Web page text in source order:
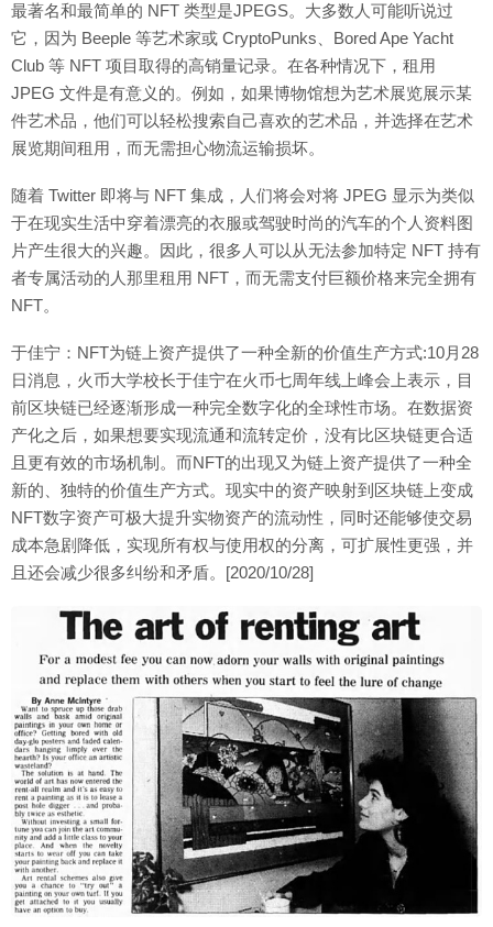
最著名和最简单的 NFT 类型是JPEGS。大多数人可能听说过
它，因为 Beeple 等艺术家或 CryptoPunks、Bored Ape Yacht
Club 等 NFT 项目取得的高销量记录。在各种情况下，租用
JPEG 文件是有意义的。例如，如果博物馆想为艺术展览展示某
件艺术品，他们可以轻松搜索自己喜欢的艺术品，并选择在艺术
展览期间租用，而无需担心物流运输损坏。
随着 Twitter 即将与 NFT 集成，人们将会对将 JPEG 显示为类似
于在现实生活中穿着漂亮的衣服或驾驶时尚的汽车的个人资料图
片产生很大的兴趣。因此，很多人可以从无法参加特定 NFT 持有
者专属活动的人那里租用 NFT，而无需支付巨额价格来完全拥有
NFT。
于佳宁：NFT为链上资产提供了一种全新的价值生产方式:10月28
日消息，火币大学校长于佳宁在火币七周年线上峰会上表示，目
前区块链已经逐渐形成一种完全数字化的全球性市场。在数据资
产化之后，如果想要实现流通和流转定价，没有比区块链更合适
且更有效的市场机制。而NFT的出现又为链上资产提供了一种全
新的、独特的价值生产方式。现实中的资产映射到区块链上变成
NFT数字资产可极大提升实物资产的流动性，同时还能够使交易
成本急剧降低，实现所有权与使用权的分离，可扩展性更强，并
且还会减少很多纠纷和矛盾。[2020/10/28]